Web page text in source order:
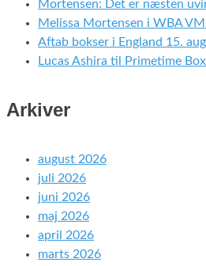
Mortensen: Det er næsten
Melissa Mortensen i WBA
Aftab bokser i England 15.
Lucas Ashira til Primetime
Arkiver
august 2026
juli 2026
juni 2026
maj 2026
april 2026
marts 2026